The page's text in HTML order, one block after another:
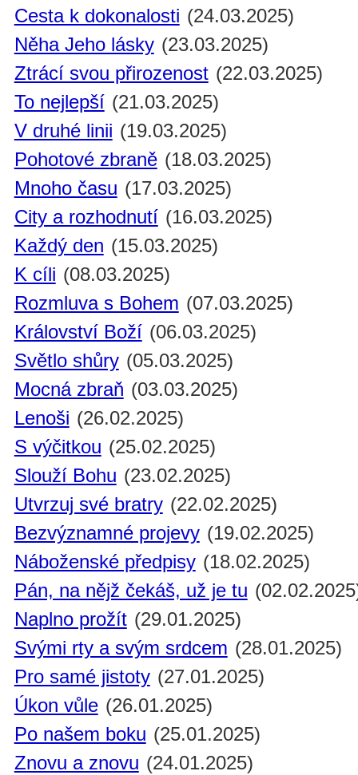
Cesta k dokonalosti (24.03.2025)
Něha Jeho lásky (23.03.2025)
Ztrácí svou přirozenost (22.03.2025)
To nejlepší (21.03.2025)
V druhé linii (19.03.2025)
Pohotové zbraně (18.03.2025)
Mnoho času (17.03.2025)
City a rozhodnutí (16.03.2025)
Každý den (15.03.2025)
K cíli (08.03.2025)
Rozmluva s Bohem (07.03.2025)
Království Boží (06.03.2025)
Světlo shůry (05.03.2025)
Mocná zbraň (03.03.2025)
Lenoši (26.02.2025)
S výčitkou (25.02.2025)
Slouží Bohu (23.02.2025)
Utvrzuj své bratry (22.02.2025)
Bezvýznamné projevy (19.02.2025)
Náboženské předpisy (18.02.2025)
Pán, na nějž čekáš, už je tu
Naplno prožít (29.01.2025)
Svými rty a svým srdcem (28.01.2025)
Pro samé jistoty (27.01.2025)
Úkon vůle (26.01.2025)
Po našem boku (25.01.2025)
Znovu a znovu (24.01.2025)